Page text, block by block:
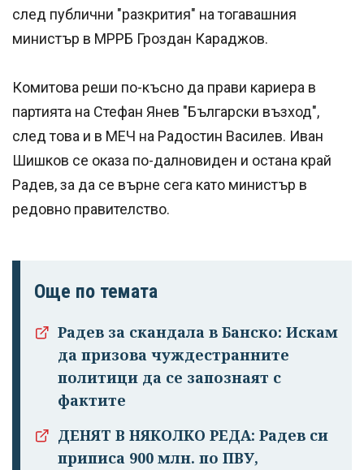
след публични "разкрития" на тогавашния
министър в МРРБ Гроздан Караджов.
Комитова реши по-късно да прави кариера в
партията на Стефан Янев "Български възход",
след това и в МЕЧ на Радостин Василев. Иван
Шишков се оказа по-далновиден и остана край
Радев, за да се върне сега като министър в
редовно правителство.
Още по темата
Радев за скандала в Банско: Искам
да призова чуждестранните
политици да се запознаят с
фактите
ДЕНЯТ В НЯКОЛКО РЕДА: Радев си
приписа 900 млн. по ПВУ,